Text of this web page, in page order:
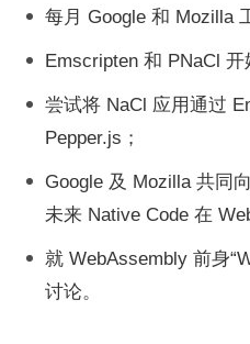
每月 Google 和 Mozilla
Emscripten 和 PNaCl 开
尝试将 NaCl 应用通过
Pepper.js；
Google 及 Mozilla 共同
未来 Native Code 在
就 WebAssembly 前身
讨论。